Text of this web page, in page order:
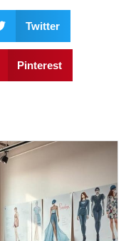
Twitter
Pinterest